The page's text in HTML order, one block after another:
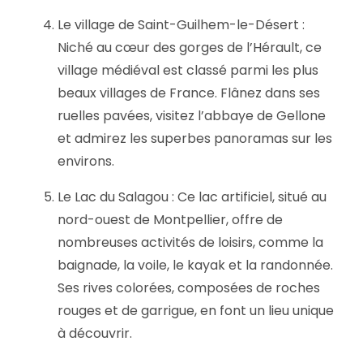
Le village de Saint-Guilhem-le-Désert :
Niché au cœur des gorges de l’Hérault, ce
village médiéval est classé parmi les plus
beaux villages de France. Flânez dans ses
ruelles pavées, visitez l’abbaye de Gellone
et admirez les superbes panoramas sur les
environs.
Le Lac du Salagou : Ce lac artificiel, situé au
nord-ouest de Montpellier, offre de
nombreuses activités de loisirs, comme la
baignade, la voile, le kayak et la randonnée.
Ses rives colorées, composées de roches
rouges et de garrigue, en font un lieu unique
à découvrir.